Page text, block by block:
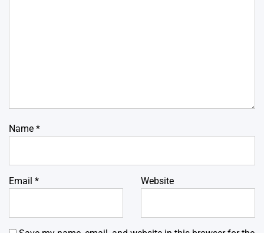
Name *
Email * Website